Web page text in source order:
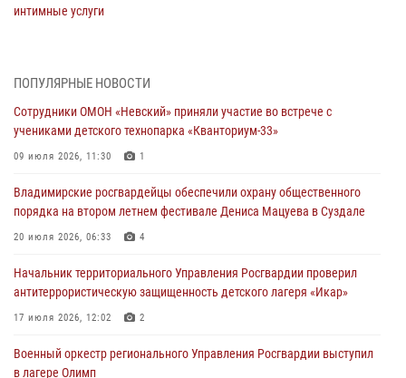
интимные услуги
смену в детском лагере «Икар»
27 июля 2026, 16:43 2
Владимирские росгвардейцы обеспечили охрану общественного
20 июля 2026, 06:33 4
Военнослужащий военного оркестра регионального Управления
105-летию Центрального округа
19 июля 2026, 11:17 7
антитеррористическую защищенность детского лагеря «Икар»
ПОПУЛЯРНЫЕ НОВОСТИ
Сотрудники ОМОН «Невский» приняли участие во встрече с
учениками детского технопарка «Кванториум-33»
09 июля 2026, 11:30 1
Владимирские росгвардейцы обеспечили охрану общественного
порядка на втором летнем фестивале Дениса Мацуева в Суздале
20 июля 2026, 06:33 4
Начальник территориального Управления Росгвардии проверил
антитеррористическую защищенность детского лагеря «Икар»
17 июля 2026, 12:02 2
Военный оркестр регионального Управления Росгвардии выступил
в лагере Олимп